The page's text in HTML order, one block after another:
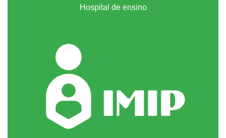
Hospital de ensino